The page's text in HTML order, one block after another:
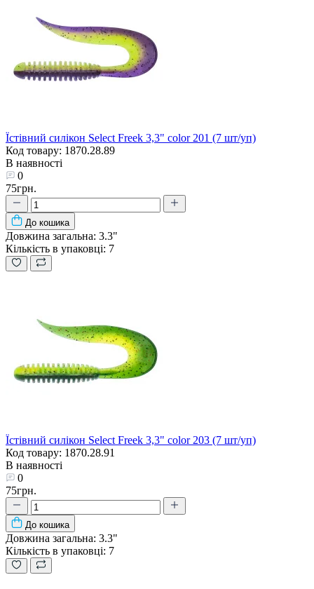
Їстівний силікон Select Freek 3,3" color 201 (7 шт/уп)
Код товару: 1870.28.89
В наявності
0
75грн.
До кошика
Довжина загальна: 3.3"
Кількість в упаковці: 7
Їстівний силікон Select Freek 3,3" color 203 (7 шт/уп)
Код товару: 1870.28.91
В наявності
0
75грн.
До кошика
Довжина загальна: 3.3"
Кількість в упаковці: 7